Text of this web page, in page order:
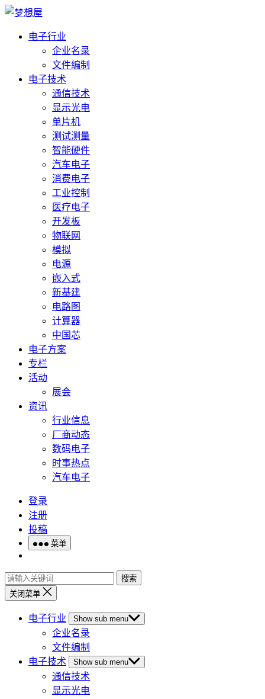
电子行业
企业名录
文件编制
电子技术
通信技术
显示光电
单片机
测试测量
智能硬件
汽车电子
消费电子
工业控制
医疗电子
开发板
物联网
模拟
电源
嵌入式
新基建
电路图
计算器
中国芯
电子方案
专栏
活动
展会
资讯
行业信息
厂商动态
数码电子
时事热点
汽车电子
登录
注册
投稿
菜单
搜索
关闭菜单
电子行业 Show sub menu
企业名录
文件编制
电子技术
Show sub menu
通信技术
显示光电